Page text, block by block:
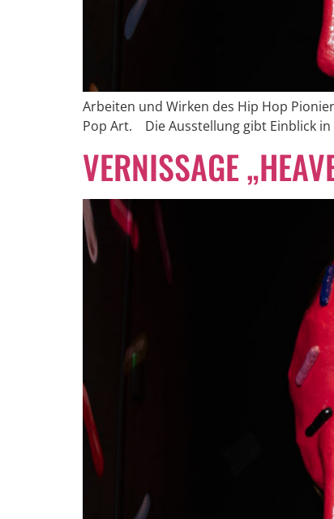
Arbeiten und Wirken des Hip Hop
Pop Art. Die Ausstellung gibt Einblick
VERNISSAGE